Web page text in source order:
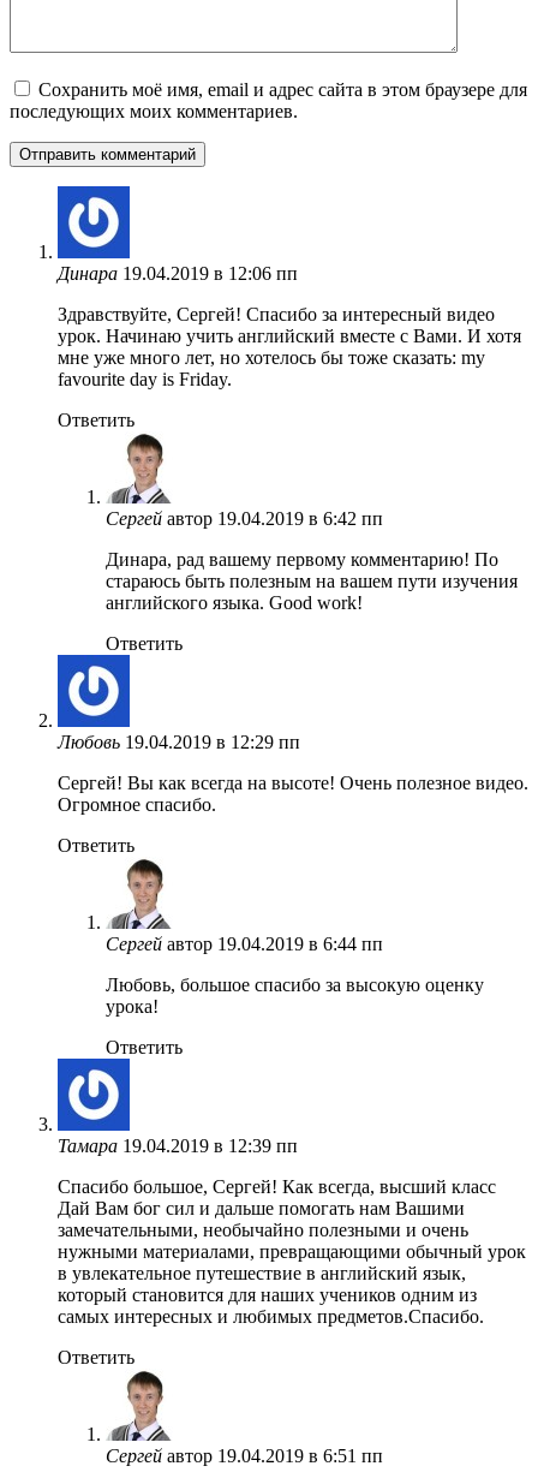
Сохранить моё имя, email и адрес сайта в этом браузере для
последующих моих комментариев.
Динара 19.04.2019 в 12:06 пп
Здравствуйте, Сергей! Спасибо за интересный видео
урок. Начинаю учить английский вместе с Вами. И хотя
мне уже много лет, но хотелось бы тоже сказать: my
favourite day is Friday.
Ответить
Сергей автор 19.04.2019 в 6:42 пп
Динара, рад вашему первому комментарию! По
стараюсь быть полезным на вашем пути изучения
английского языка. Good work!
Ответить
Любовь 19.04.2019 в 12:29 пп
Сергей! Вы как всегда на высоте! Очень полезное видео.
Огромное спасибо.
Ответить
Сергей автор 19.04.2019 в 6:44 пп
Любовь, большое спасибо за высокую оценку
урока!
Ответить
Тамара 19.04.2019 в 12:39 пп
Спасибо большое, Сергей! Как всегда, высший класс
Дай Вам бог сил и дальше помогать нам Вашими
замечательными, необычайно полезными и очень
нужными материалами, превращающими обычный урок
в увлекательное путешествие в английский язык,
который становится для наших учеников одним из
самых интересных и любимых предметов.Спасибо.
Ответить
Сергей автор 19.04.2019 в 6:51 пп